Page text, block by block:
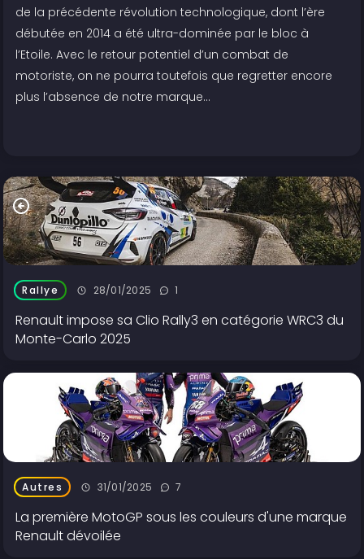
de la précédente révolution technologique, dont l’ère
débutée en 2014 a été ultra-dominée par le bloc à
l’Etoile. Avec le retour potentiel d’un combat de
motoriste, on ne pourra toutefois que regretter encore
plus l’absence de notre marque…
Rallye 28/01/2025 1
Renault impose sa Clio Rally3 en catégorie WRC3 du
Monte-Carlo 2025
Autres 31/01/2025 7
La première MotoGP sous les couleurs d'une marque
Renault dévoilée